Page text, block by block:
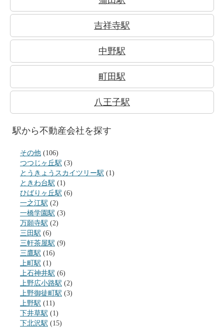
吉祥寺駅
中野駅
町田駅
八王子駅
駅から不動産会社を探す
その他 (106)
つつじヶ丘駅 (3)
とうきょうスカイツリー駅 (1)
ときわ台駅 (1)
ひばりヶ丘駅 (6)
一之江駅 (2)
一橋学園駅 (3)
万願寺駅 (2)
三田駅 (6)
三軒茶屋駅 (9)
三鷹駅 (16)
上町駅 (1)
上石神井駅 (6)
上野広小路駅 (2)
上野御徒町駅 (3)
上野駅 (11)
下井草駅 (1)
下北沢駅 (15)